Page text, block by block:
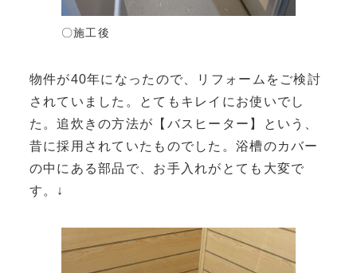
〇施工後
物件が40年になったので、リフォームをご検討
されていました。とてもキレイにお使いでし
た。追炊きの方法が【バスヒーター】という、
昔に採用されていたものでした。浴槽のカバー
の中にある部品で、お手入れがとても大変で
す。↓